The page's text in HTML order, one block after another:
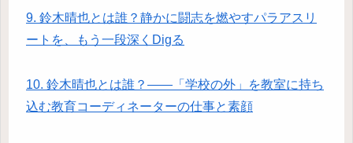
9. 鈴木晴也とは誰？静かに闘志を燃やすパラアスリ
ートを、もう一段深くDigる
10. 鈴木晴也とは誰？――「学校の外」を教室に持ち
込む教育コーディネーターの仕事と素顔